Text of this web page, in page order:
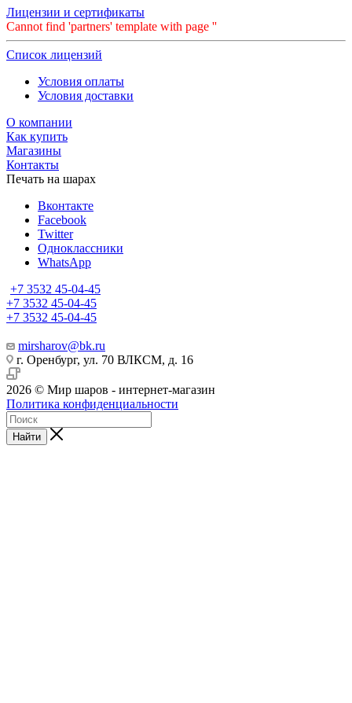
Лицензии и сертификаты
Cannot find 'partners' template with page ''
Список лицензий
Условия оплаты
Условия доставки
О компании
Как купить
Магазины
Контакты
Печать на шарах
Вконтакте
Facebook
Twitter
Одноклассники
WhatsApp
+7 3532 45-04-45
+7 3532 45-04-45
+7 3532 45-04-45
mirsharov@bk.ru
г. Оренбург, ул. 70 ВЛКСМ, д. 16
2026 © Мир шаров - интернет-магазин
Политика конфиденциальности
Найти